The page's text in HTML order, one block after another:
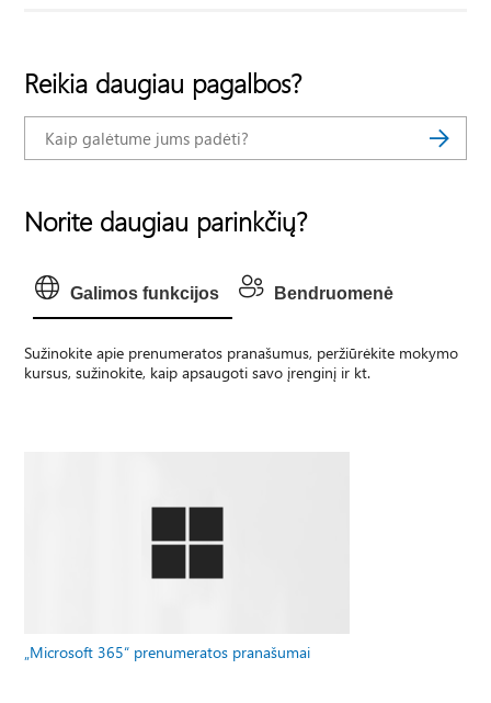
Reikia daugiau pagalbos?
Norite daugiau parinkčių?
Galimos funkcijos Bendruomenė
Sužinokite apie prenumeratos pranašumus, peržiūrėkite mokymo
kursus, sužinokite, kaip apsaugoti savo įrenginį ir kt.
„Microsoft 365“ prenumeratos pranašumai